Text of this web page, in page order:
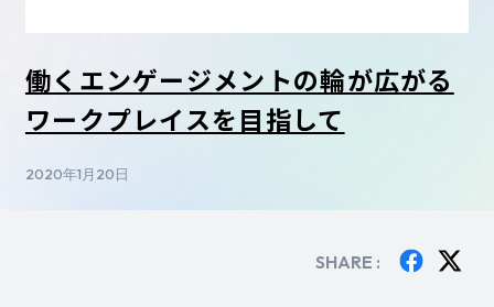
働くエンゲージメントの輪が広がる
ワークプレイスを目指して
2020年1月20日
SHARE :